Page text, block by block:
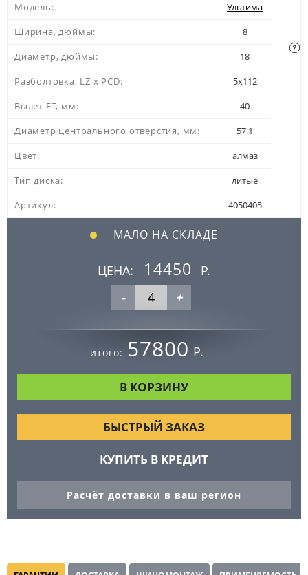
Модель:
Ультима
Ширина, дюймы:
8
Диаметр, дюймы:
18
Разболтовка, LZ x PCD:
5x112
Вылет ЕТ, мм:
40
Диаметр центрального отверстия, мм:
57.1
Цвет:
алмаз
Тип диска:
литые
Артикул:
4050405
МАЛО НА СКЛАДЕ
ЦЕНА: 14450
Р.
-
+
итого: 57800 Р.
БЫСТРЫЙ ЗАКАЗ
КУПИТЬ В КРЕДИТ
Расчёт доставки в ваш регион